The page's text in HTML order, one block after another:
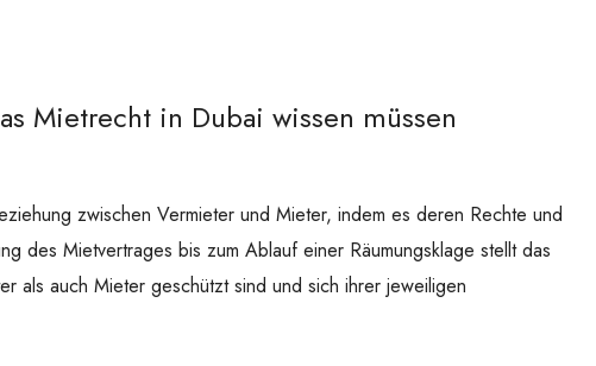
Mietrecht in Dubai wissen müssen
zwischen Vermieter und Mieter, indem es deren Rechte und
des Mietvertrages bis zum Ablauf einer Räumungsklage stellt das
als auch Mieter geschützt sind und sich ihrer jeweiligen